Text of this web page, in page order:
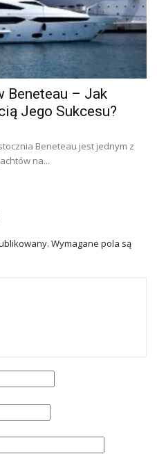
Beneteau – Jak
Jego Sukcesu?
Beneteau jest jednym z
na...
Wymagane pola są